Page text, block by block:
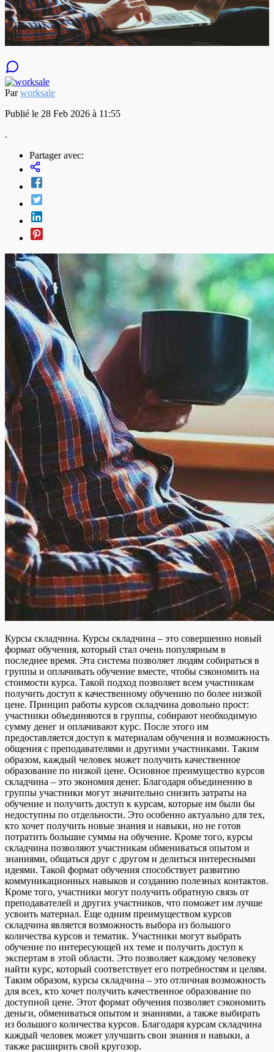
Parworksale
Publié le 28 Feb 2026 à 11:55
.
Partager avec:
Курсы складчина. Курсы складчина – это совершенно новый
формат обучения, который стал очень популярным в
последнее время. Эта система позволяет людям собираться в
группы и оплачивать обучение вместе, чтобы сэкономить на
стоимости курса. Такой подход позволяет всем участникам
получить доступ к качественному обучению по более низкой
цене. Принцип работы курсов складчина довольно прост:
участники объединяются в группы, собирают необходимую
сумму денег и оплачивают курс. После этого им
предоставляется доступ к материалам обучения и возможность
общения с преподавателями и другими участниками. Таким
образом, каждый человек может получить качественное
образование по низкой цене. Основное преимущество курсов
складчина – это экономия денег. Благодаря объединению в
группы участники могут значительно снизить затраты на
обучение и получить доступ к курсам, которые им были бы
недоступны по отдельности. Это особенно актуально для тех,
кто хочет получить новые знания и навыки, но не готов
потратить большие суммы на обучение. Кроме того, курсы
складчина позволяют участникам обмениваться опытом и
знаниями, общаться друг с другом и делиться интересными
идеями. Такой формат обучения способствует развитию
коммуникационных навыков и созданию полезных контактов.
Кроме того, участники могут получить обратную связь от
преподавателей и других участников, что поможет им лучше
усвоить материал. Еще одним преимуществом курсов
складчина является возможность выбора из большого
количества курсов и тематик. Участники могут выбрать
обучение по интересующей их теме и получить доступ к
экспертам в этой области. Это позволяет каждому человеку
найти курс, который соответствует его потребностям и целям.
Таким образом, курсы складчина – это отличная возможность
для всех, кто хочет получить качественное образование по
доступной цене. Этот формат обучения позволяет сэкономить
деньги, обмениваться опытом и знаниями, а также выбирать
из большого количества курсов. Благодаря курсам складчина
каждый человек может улучшить свои знания и навыки, а
также расширить свой кругозор.